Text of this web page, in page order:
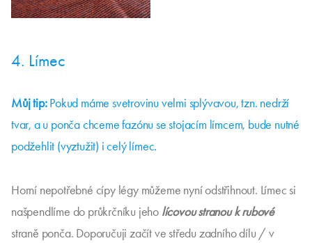
4. Límec
Můj tip:Pokud máme svetrovinu velmi splývavou, tzn. nedrží
tvar, a u ponča chceme fazónu se stojacím límcem, bude nutné
podžehlit (vyztužit) i celý límec.
Horní nepotřebné cípy légy můžeme nyní odstřihnout. Límec si
našpendlíme do průkrčníku jeho lícovou stranou k rubové
straně ponča. Doporučuji začít ve středu zadního dílu / v